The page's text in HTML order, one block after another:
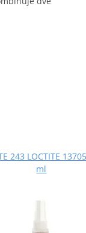
243 LOCTITE
ml